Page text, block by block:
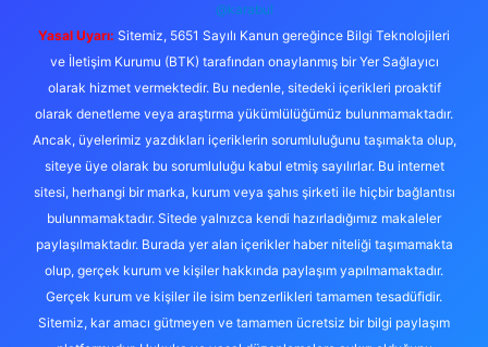
@karabul
Yasal Uyarı: Sitemiz, 5651 Sayılı Kanun gereğince Bilgi Teknolojileri
ve İletişim Kurumu (BTK) tarafından onaylanmış bir Yer Sağlayıcı
olarak hizmet vermektedir. Bu nedenle, sitedeki içerikleri proaktif
olarak denetleme veya araştırma yükümlülüğümüz bulunmamaktadır.
Ancak, üyelerimiz yazdıkları içeriklerin sorumluluğunu taşımakta olup,
siteye üye olarak bu sorumluluğu kabul etmiş sayılırlar. Bu internet
sitesi, herhangi bir marka, kurum veya şahıs şirketi ile hiçbir bağlantısı
bulunmamaktadır. Sitede yalnızca kendi hazırladığımız makaleler
paylaşılmaktadır. Burada yer alan içerikler haber niteliği taşımamakta
olup, gerçek kurum ve kişiler hakkında paylaşım yapılmamaktadır.
Gerçek kurum ve kişiler ile isim benzerlikleri tamamen tesadüfidir.
Sitemiz, kar amacı gütmeyen ve tamamen ücretsiz bir bilgi paylaşım